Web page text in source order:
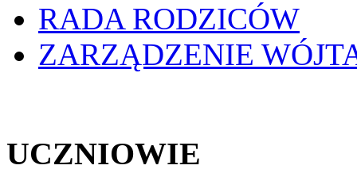
RADA RODZICÓW
ZARZĄDZENIE
UCZNIOWIE